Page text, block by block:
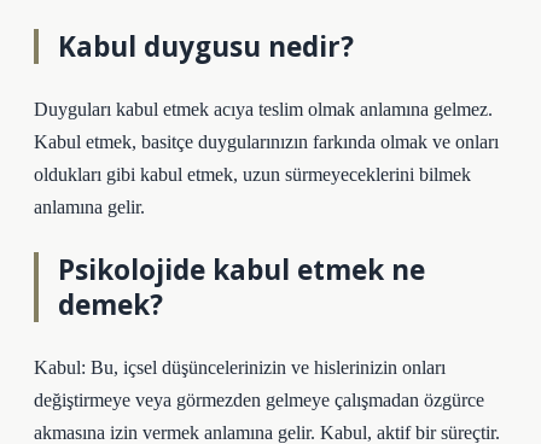
Kabul duygusu nedir?
Duyguları kabul etmek acıya teslim olmak anlamına gelmez.
Kabul etmek, basitçe duygularınızın farkında olmak ve onları
oldukları gibi kabul etmek, uzun sürmeyeceklerini bilmek
anlamına gelir.
Psikolojide kabul etmek ne
demek?
Kabul: Bu, içsel düşüncelerinizin ve hislerinizin onları
değiştirmeye veya görmezden gelmeye çalışmadan özgürce
akmasına izin vermek anlamına gelir. Kabul, aktif bir süreçtir.